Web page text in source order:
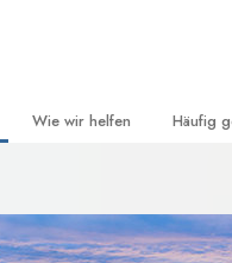
Wie wir helfen
Applied Scholastics
Häufig